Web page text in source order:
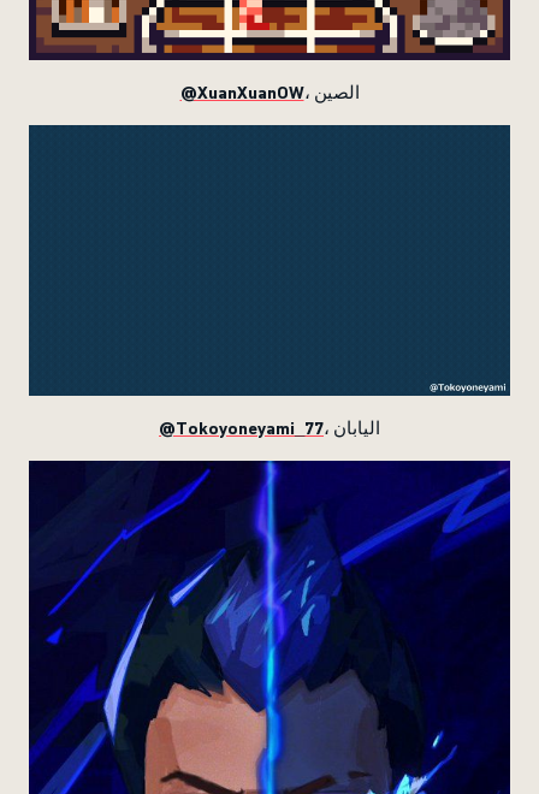
@XuanXuanOW ، الصين
@Tokoyoneyami_77 ، اليابان